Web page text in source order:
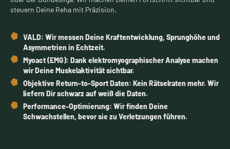
steuern Deine Reha mit Präzision.
VALD: Wir messen Deine Kraftentwicklung, Sprunghöhe und
Asymmetrien in Echtzeit.
Myoact (EMG): Dank elektromyographischer Analyse machen
wir Deine Muskelaktivität sichtbar.
Objektive Return-to-Sport Daten: Kein Rätselraten mehr. Wir
liefern Dir schwarz auf weiß die Daten.
Performance-Optimierung: Wir finden Deine
Schwachstellen, bevor sie zu Verletzungen führen.